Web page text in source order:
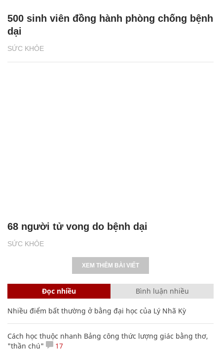
SỨC KHỎE
500 sinh viên đồng hành phòng chống bệnh
dại
SỨC KHỎE
68 người tử vong do bệnh dại
XEM THÊM BÀI VIẾT
Đọc nhiều Bình luận nhiều
Nhiều điểm bất thường ở bằng đại học của Lý Nhã Kỳ
Cách học thuộc nhanh Bảng công thức lượng giác bằng thơ,
"thần chú"
17